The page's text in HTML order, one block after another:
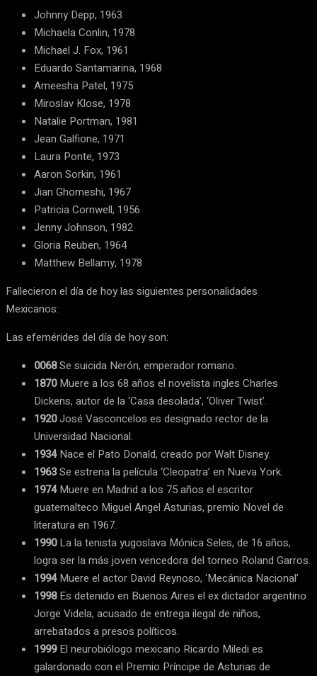
Johnny Depp, 1963
Michaela Conlin, 1978
Michael J. Fox, 1961
Eduardo Santamarina, 1968
Ameesha Patel, 1975
Miroslav Klose, 1978
Natalie Portman, 1981
Jean Galfione, 1971
Laura Ponte, 1973
Aaron Sorkin, 1961
Jian Ghomeshi, 1967
Patricia Cornwell, 1956
Jenny Johnson, 1982
Gloria Reuben, 1964
Matthew Bellamy, 1978
Fallecieron el día de hoy las siguientes personalidades
Mexicanos:
Las efemérides del día de hoy son:
0068Se suicida Nerón, emperador romano.
1870Muere a los 68 años el novelista ingles Charles
Dickens, autor de la ‘Casa desolada’, ‘Oliver Twist’.
1920José Vasconcelos es designado rector de la
Universidad Nacional.
1934Nace el Pato Donald, creado por Walt Disney.
1963Se estrena la película ‘Cleopatra’ en Nueva York.
1974Muere en Madrid a los 75 años el escritor
guatemalteco Miguel Angel Asturias, premio Novel de
literatura en 1967.
1990La la tenista yugoslava Mónica Seles, de 16 años,
logra ser la más joven vencedora del torneo Roland Garros.
1994Muere el actor David Reynoso, ‘Mecánica Nacional’
1998Es detenido en Buenos Aires el ex dictador argentino
Jorge Videla, acusado de entrega ilegal de niños,
arrebatados a presos políticos.
1999El neurobiólogo mexicano Ricardo Miledi es
galardonado con el Premio Príncipe de Asturias de